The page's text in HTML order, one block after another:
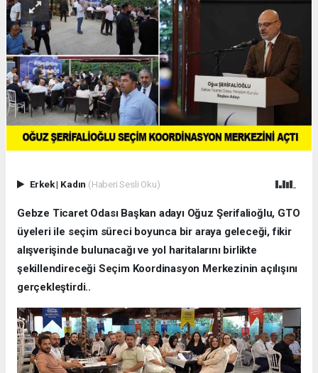
Erkek| Kadın (Haberi Sesli Oku)
Gebze Ticaret Odası Başkan adayı Oğuz Şerifalioğlu, GTO
üyeleri ile seçim süreci boyunca bir araya geleceği, fikir
alışverişinde bulunacağı ve yol haritalarını birlikte
şekillendireceği Seçim Koordinasyon Merkezinin açılışını
gerçekleştirdi..